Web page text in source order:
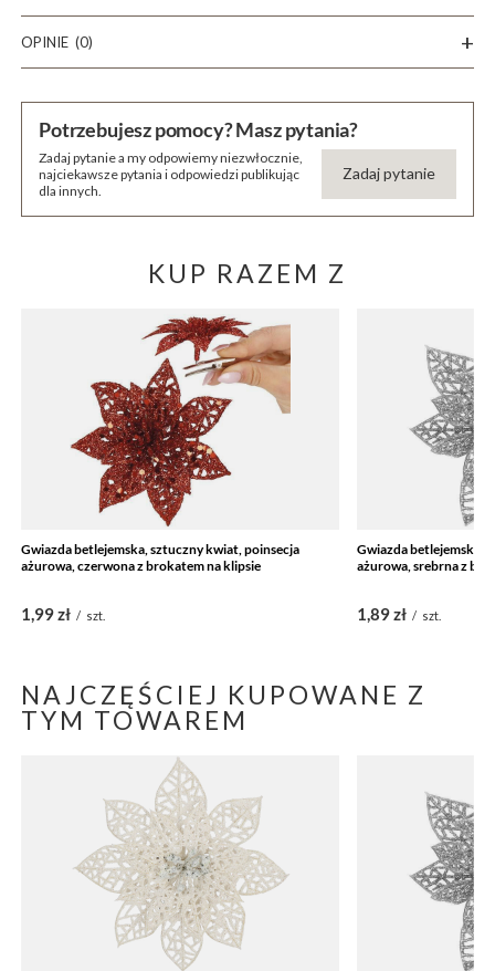
OPINIE (0)
Potrzebujesz pomocy? Masz pytania?
Zadaj pytanie a my odpowiemy niezwłocznie,
najciekawsze pytania i odpowiedzi publikując
dla innych.
Zadaj pytanie
KUP RAZEM Z
Gwiazda betlejemska, sztuczny kwiat, poinsecja
ażurowa, czerwona z brokatem na klipsie
1,99 zł / szt.
Gwiazda betlejemska,
ażurowa, srebrna z
1,89 zł / szt.
NAJCZĘŚCIEJ KUPOWANE Z
TYM TOWAREM